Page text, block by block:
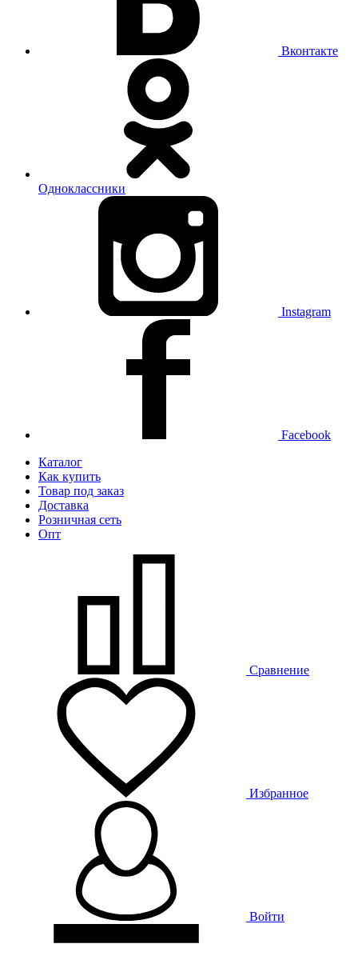
Вконтакте
Одноклассники
Instagram
Facebook
Каталог
Как купить
Товар под заказ
Доставка
Розничная сеть
Опт
Сравнение
Избранное
Войти